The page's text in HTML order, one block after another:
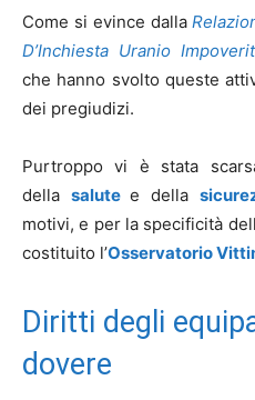
Come si evince dalla
D’Inchiesta Uranio
che hanno svolto queste
dei pregiudizi.
Purtroppo vi è stata
della salute e della
motivi, e per la specificità
costituito l’Osservatorio
Diritti degli
dovere